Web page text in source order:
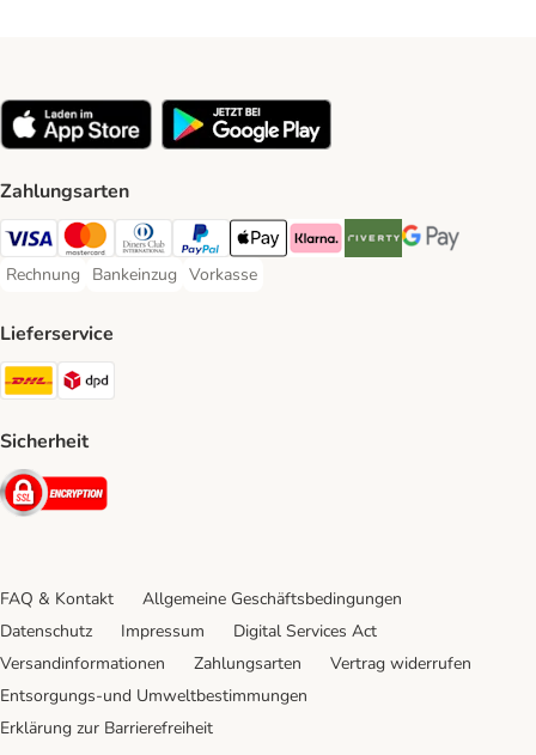
Zahlungsarten
Visa Payment Method
Mastercard Payment Method
Diners Club Payment Method
PayPal Payment Method
Apple Pay Payment Method
Klarna Payment Method
Riverty Payment Method
Google Pay
Rechnung
Rechnung Payment Method
Bankeinzug
Bankeinzug Payment Method
Vorkasse
Vorkasse Payment Method
Lieferservice
DHL Shipping Method
Sicherheit
Security
FAQ & Kontakt
Allgemeine Geschäftsbedingungen
Datenschutz
Impressum
Digital Services Act
Versandinformationen
Zahlungsarten
Vertrag widerrufen
Entsorgungs-und Umweltbestimmungen
Erklärung zur Barrierefreiheit